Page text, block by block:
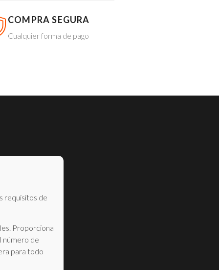
COMPRA SEGURA
Cualquier forma de pago
requisitos de
Proporciona
número de
para todo